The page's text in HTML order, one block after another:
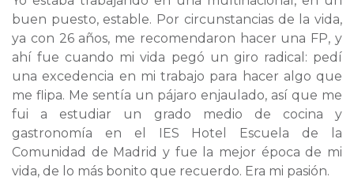
buen puesto, estable. Por circunstancias de la vida,
ya con 26 años, me recomendaron hacer una FP, y
ahí fue cuando mi vida pegó un giro radical: pedí
una excedencia en mi trabajo para hacer algo que
me flipa. Me sentía un pájaro enjaulado, así que me
fui a estudiar un grado medio de cocina y
gastronomía en el IES Hotel Escuela de la
Comunidad de Madrid y fue la mejor época de mi
vida, de lo más bonito que recuerdo. Era mi pasión.